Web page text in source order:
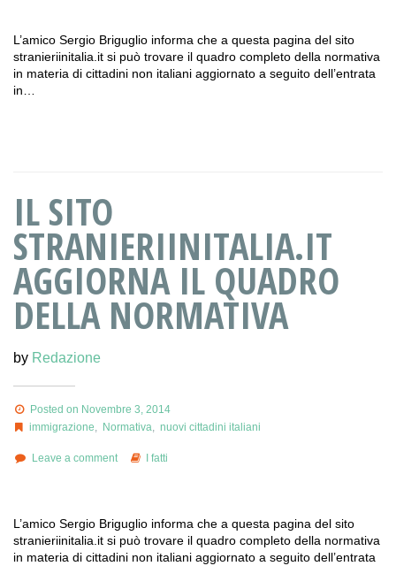
L’amico Sergio Briguglio informa che a questa pagina del sito
stranieriinitalia.it si può trovare il quadro completo della normativa
in materia di cittadini non italiani aggiornato a seguito dell’entrata
in…
IL SITO
STRANIERIINITALIA.IT
AGGIORNA IL QUADRO
DELLA NORMATIVA
by Redazione
Posted on Novembre 3, 2014
immigrazione, Normativa, nuovi cittadini italiani
Leave a comment I fatti
L’amico Sergio Briguglio informa che a questa pagina del sito
stranieriinitalia.it si può trovare il quadro completo della normativa
in materia di cittadini non italiani aggiornato a seguito dell’entrata